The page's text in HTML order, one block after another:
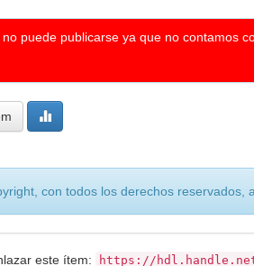
puede publicarse ya que no contamos
con todos los derechos reservados,
este ítem: https://